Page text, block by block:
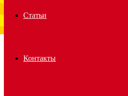
Статьи
Контакты